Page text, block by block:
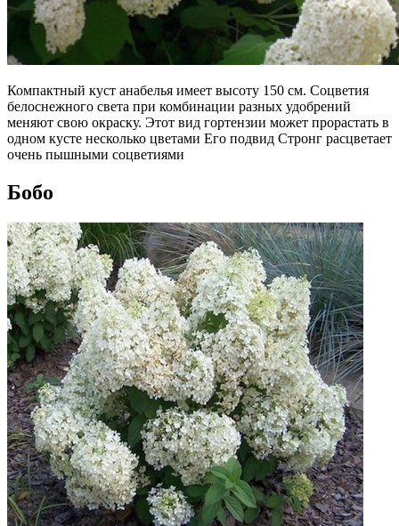
Компактный куст анабелья имеет высоту 150 см. Соцветия
белоснежного света при комбинации разных удобрений
меняют свою окраску. Этот вид гортензии может прорастать в
одном кусте несколько цветами Его подвид Стронг расцветает
очень пышными соцветиями
Бобо